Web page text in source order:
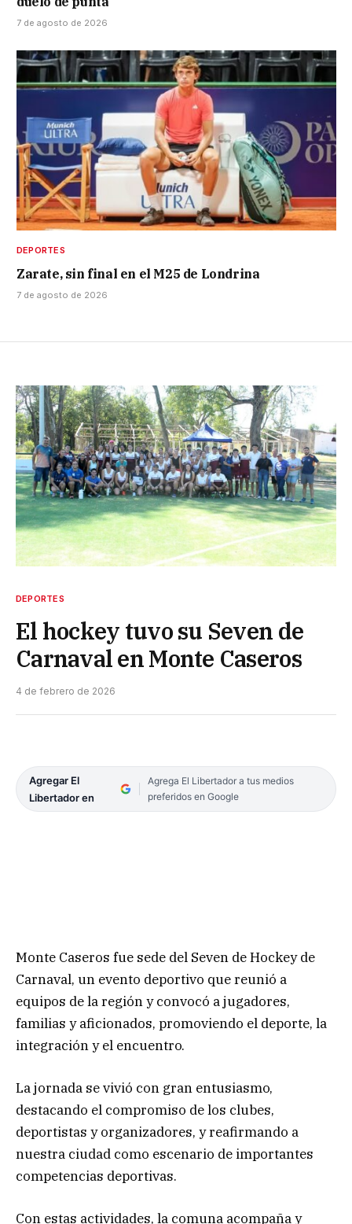
7 de agosto de 2026
DEPORTES
Zarate, sin final en el M25 de Londrina
7 de agosto de 2026
DEPORTES
El hockey tuvo su Seven de
Carnaval en Monte Caseros
4 de febrero de 2026
Agregar El
Libertador en
Agrega El Libertador a tus medios
preferidos en Google
Monte Caseros fue sede del Seven de Hockey de
Carnaval, un evento deportivo que reunió a
equipos de la región y convocó a jugadores,
familias y aficionados, promoviendo el deporte, la
integración y el encuentro.
La jornada se vivió con gran entusiasmo,
destacando el compromiso de los clubes,
deportistas y organizadores, y reafirmando a
nuestra ciudad como escenario de importantes
competencias deportivas.
Con estas actividades, la comuna acompaña y